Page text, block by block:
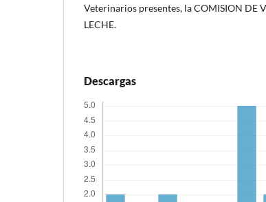
Veterinarios presentes, la COMISION DE
LECHE.
Descargas